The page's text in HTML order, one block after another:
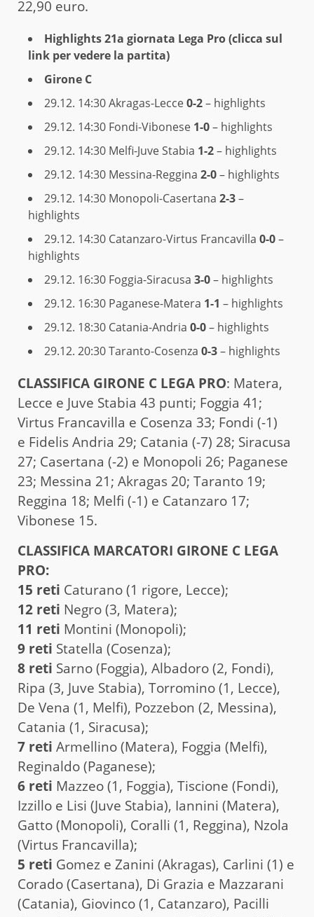
22,90 euro.
Highlights 21a giornata Lega Pro (clicca sul
link per vedere la partita)
Girone C
29.12. 14:30Akragas-Lecce0-2– highlights
29.12. 14:30 Fondi-Vibonese 1-0– highlights
29.12. 14:30 Melfi-Juve Stabia 1-2– highlights
29.12. 14:30 Messina-Reggina 2-0– highlights
29.12. 14:30 Monopoli-Casertana 2-3–
highlights
29.12. 14:30 Catanzaro-Virtus Francavilla 0-0–
highlights
29.12. 16:30 Foggia-Siracusa 3-0– highlights
29.12. 16:30 Paganese-Matera 1-1 – highlights
29.12. 18:30 Catania-Andria 0-0– highlights
29.12. 20:30Taranto-Cosenza 0-3– highlights
CLAS­SI­FI­CA GIRONE C LEGA PRO: Matera,
Lecce e Juve Stabia 43 punti; Foggia 41;
Virtus Francavilla e Cosenza 33; Fondi (-1)
e Fidelis Andria 29; Catania (-7) 28; Siracusa
27; Casertana (-2) e Monopoli 26; Paganese
23; Messina 21; Akragas 20; Taranto 19;
Reggina 18; Melfi (-1) e Catanzaro 17;
Vibonese 15.
CLASSIFICA MARCATORI GIRONE C LEGA
PRO:
15 reti Caturano (1 rigore, Lecce);
12 reti Negro (3, Matera);
11 reti Montini (Monopoli);
9 reti Statella (Cosenza);
8 reti Sarno (Foggia), Albadoro (2, Fondi),
Ripa (3, Juve Stabia), Torromino (1, Lecce),
De Vena (1, Melfi), Pozzebon (2, Messina),
Catania (1, Siracusa);
7 reti Armellino (Matera), Foggia (Melfi),
Reginaldo (Paganese);
6 reti Mazzeo (1, Foggia), Tiscione (Fondi),
Izzillo e Lisi (Juve Stabia), Iannini (Matera),
Gatto (Monopoli), Coralli (1, Reggina), Nzola
(Virtus Francavilla);
5 reti Gomez e Zanini (Akragas), Carlini (1) e
Corado (Casertana), Di Grazia e Mazzarani
(Catania), Giovinco (1, Catanzaro), Pacilli